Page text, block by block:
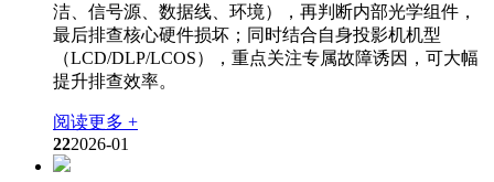
洁、信号源、数据线、环境），再判断内部光学组件，
最后排查核心硬件损坏；同时结合自身投影机机型
（LCD/DLP/LCOS），重点关注专属故障诱因，可大幅
提升排查效率。
阅读更多 +
222026-01